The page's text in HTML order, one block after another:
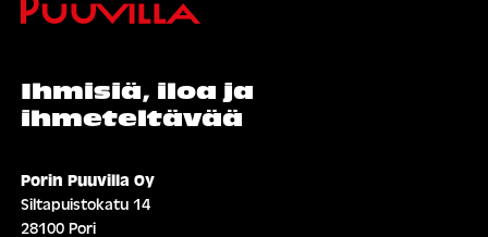
Ihmisiä, iloa ja
ihmeteltävää
Porin Puuvilla Oy
Siltapuistokatu 14
28100 Pori